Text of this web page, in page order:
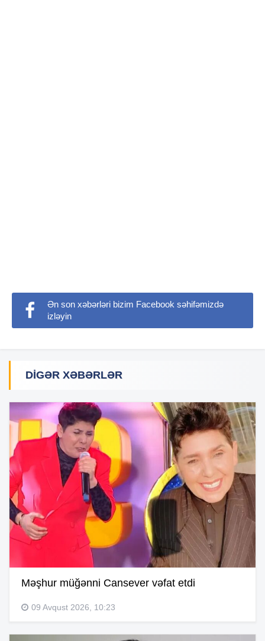
Ən son xəbərləri bizim Facebook səhifəmizdə
izləyin
DIGƏR XƏBƏRLƏR
Məşhur müğənni Cansever vəfat etdi
09 Avqust 2026, 10:23